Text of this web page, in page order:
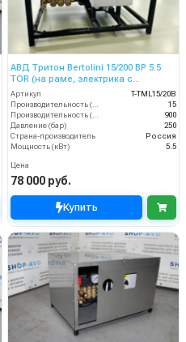
АВД Тритон Bertolini 15/200 BP 5.5
TOR (на раме, электрика с
теплозащитой)
Артикул
T-TML15/20B
15
900
Давление (бар)
250
Страна-производитель
Россия
Мощность (кВт)
5.5
Цена
78 000 руб.
Купить